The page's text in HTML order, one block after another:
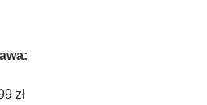
zł